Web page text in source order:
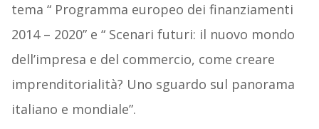
tema “ Programma europeo dei finanziamenti
2014 – 2020” e “ Scenari futuri: il nuovo mondo
dell’impresa e del commercio, come creare
imprenditorialità? Uno sguardo sul panorama
italiano e mondiale”.